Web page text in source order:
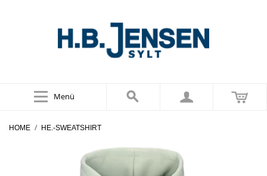
Menü
HOME / HE.-SWEATSHIRT